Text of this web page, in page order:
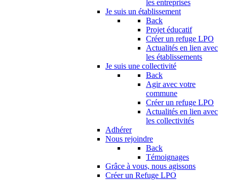
les entreprises
Je suis un établissement
Back
Projet éducatif
Créer un refuge LPO
Actualités en lien avec
les établissements
Je suis une collectivité
Back
Agir avec votre
commune
Créer un refuge LPO
Actualités en lien avec
les collectivités
Adhérer
Nous rejoindre
Back
Témoignages
Grâce à vous, nous agissons
Créer un Refuge LPO